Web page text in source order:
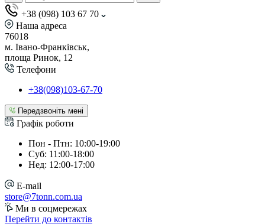
+38 (098) 103 67 70
Наша адреса
76018
м. Івано-Франківськ,
площа Ринок, 12
Телефони
+38(098)103-67-70
Передзвоніть мені
Графік роботи
Пон - Птн: 10:00-19:00
Суб: 11:00-18:00
Нед: 12:00-17:00
E-mail
store@7tonn.com.ua
Ми в соцмережах
Перейти до контактів